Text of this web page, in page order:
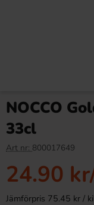
NOCCO
33cl
Art nr: 800017649
24.90 kr
Jämförpris 75.45 kr /